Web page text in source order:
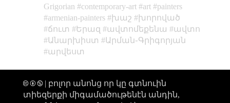
Grigorian
contemporary-art art
painters
armenian-painters
խաշ
խորոված
ճուտ
Երազ ավտոմեքենա
ավտո
Անարխիստ
Արման֊Գրիգորյան
արվեստ
🅭 🅯 🄏 | բոլոր անոնց որ կը գտնուին
տիեզերքի միգամածութենէն անդին,